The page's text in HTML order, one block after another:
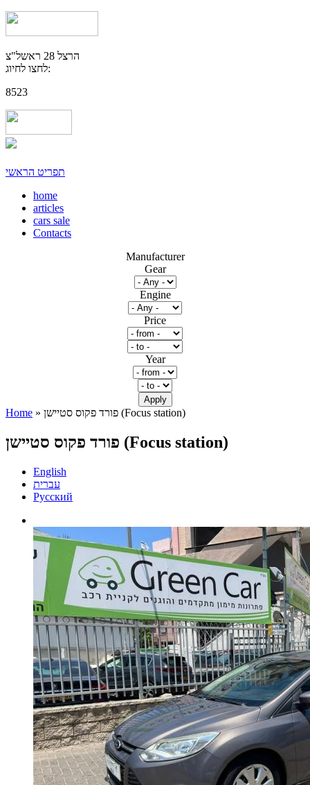
הרצל 28 ראשל"צ
לחצו לחיוג:
8523
תפריט הראשי
home
articles
cars sale
Contacts
Manufacturer
Gear
Engine
Price
Year
Home » פורד פקוס סטיישן (Focus station)
פורד פקוס סטיישן (Focus station)
English
עברית
Русский